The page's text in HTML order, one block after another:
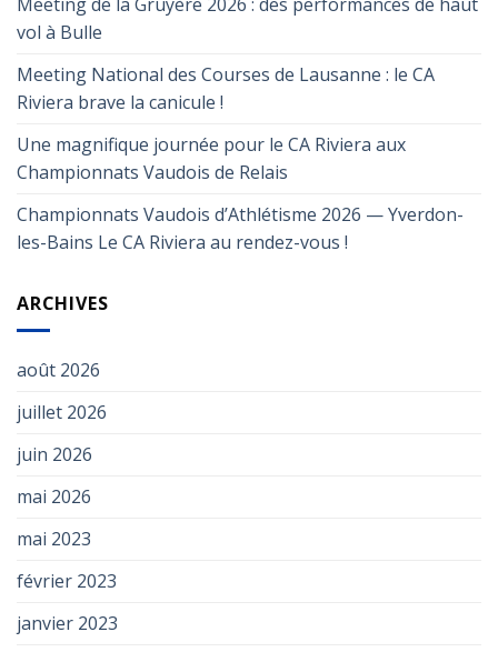
vol à Bulle
Meeting National des Courses de Lausanne : le CA
Riviera brave la canicule !
Une magnifique journée pour le CA Riviera aux
Championnats Vaudois de Relais
Championnats Vaudois d’Athlétisme 2026 — Yverdon-
les-Bains Le CA Riviera au rendez-vous !
ARCHIVES
août 2026
juillet 2026
juin 2026
mai 2026
mai 2023
février 2023
janvier 2023